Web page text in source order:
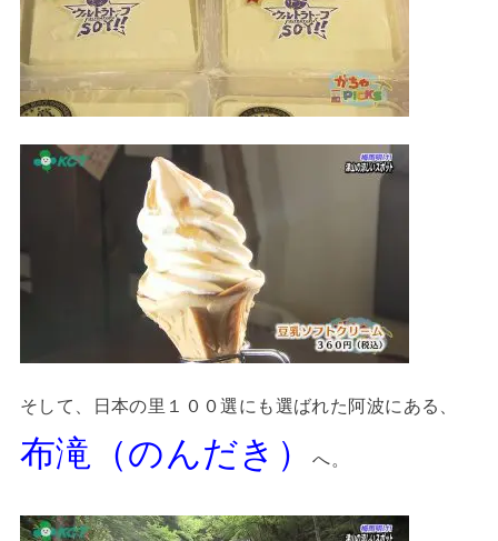
そして、日本の里１００選にも選ばれた阿波にある、
布滝（のんだき）へ。